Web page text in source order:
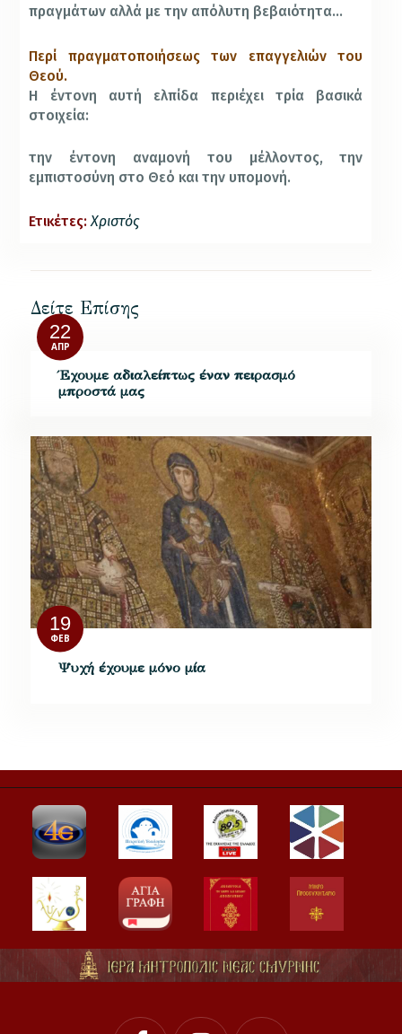
πραγμάτων αλλά με την απόλυτη βεβαιότητα…
Περί πραγματοποιήσεως των επαγγελιών του
Θεού.
Η έντονη αυτή ελπίδα περιέχει τρία βασικά
στοιχεία:
την έντονη αναμονή του μέλλοντος, την
εμπιστοσύνη στο Θεό και την υπομονή.
Ετικέτες: Χριστός
Δείτε Επίσης
22
ΑΠΡ
Έχουμε αδιαλείπτως έναν πειρασμό
μπροστά μας
19
ΦΕΒ
Ψυχή έχουμε μόνο μία